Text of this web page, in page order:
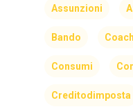
Assunzioni
Bando
Consumi
Creditodimposta